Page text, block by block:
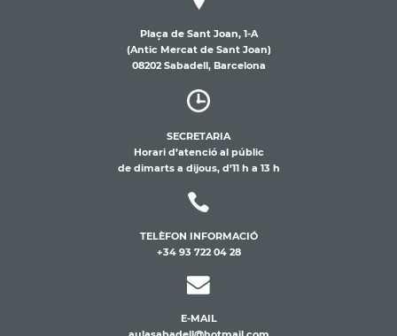
Plaça de Sant Joan, 1-A
(Antic Mercat de Sant Joan)
08202 Sabadell, Barcelona
SECRETARIA
Horari d’atenció al públic
de dimarts a dijous, d’11 h a 13 h
TELÈFON INFORMACIÓ
+34 93 722 04 28
E-MAIL